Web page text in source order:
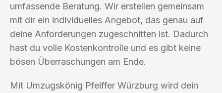
umfassende Beratung. Wir erstellen gemeinsam
mit dir ein individuelles Angebot, das genau auf
deine Anforderungen zugeschnitten ist. Dadurch
hast du volle Kostenkontrolle und es gibt keine
bösen Überraschungen am Ende.
Mit Umzugskönig Pfeiffer Würzburg wird dein